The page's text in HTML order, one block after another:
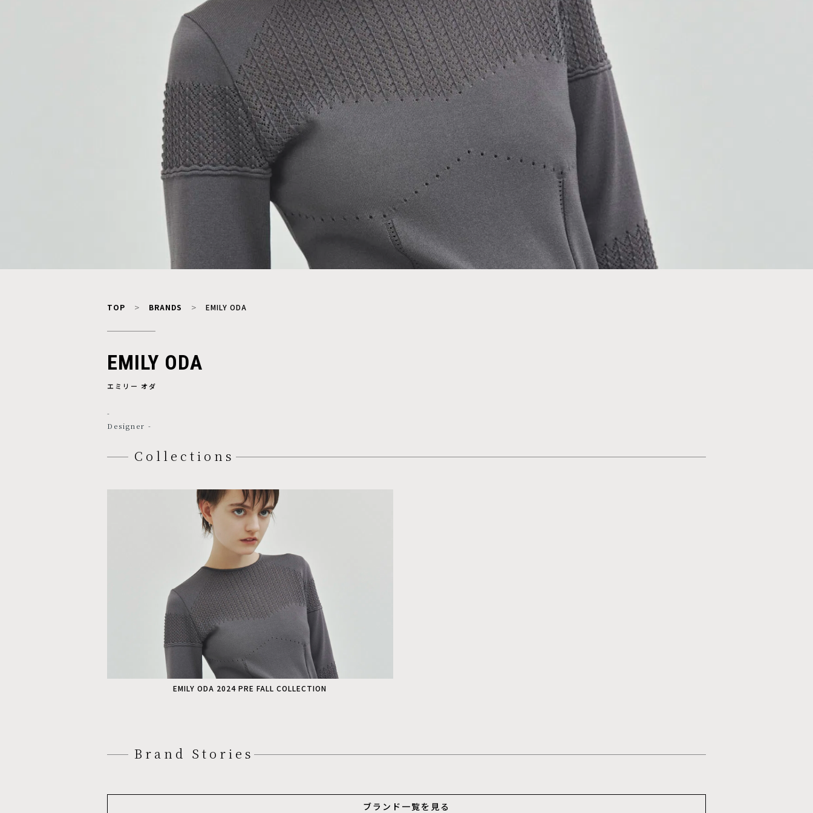
TOP BRANDS EMILY ODA
EMILY ODA
エミリー オダ
-
Designer -
Collections
EMILY ODA 2024 PRE FALL COLLECTION
Brand Stories
ブランド一覧を見る